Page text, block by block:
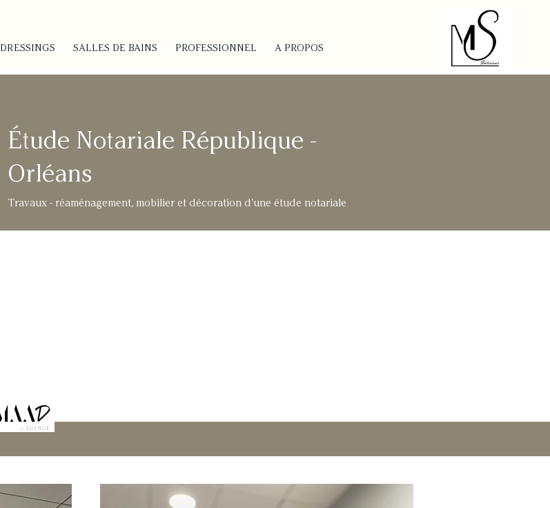
DRESSINGS SALLES DE BAINS PROFESSIONNEL A PROPOS
Étude Notariale République -
Orléans
Travaux - réaménagement, mobilier et décoration d'une étude notariale